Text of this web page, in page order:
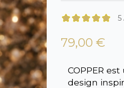
5
79,00 €
COPPER
design